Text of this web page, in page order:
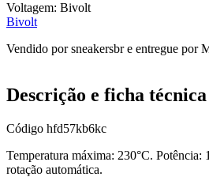
Voltagem: Bivolt
Bivolt
Vendido porsneakersbre entregue por
Descrição e ficha técnica
Código hfd57kb6kc
Temperatura máxima: 230°C.
rotação automática.